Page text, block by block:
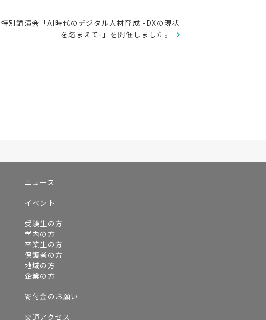
別講演会「AI時代のデジタル人材育成 -DXの現状
を踏まえて-」を開催しました。
ニュース
イベント
受験生の方
学内の方
卒業生の方
保護者の方
地域の方
企業の方
寄付金のお願い
交通アクセス